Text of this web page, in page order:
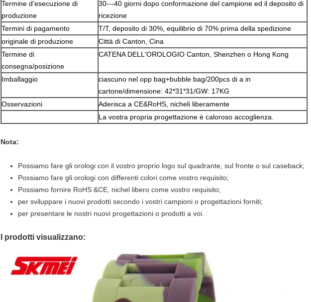
Termine d'esecuzione di
produzione
30---40 giorni dopo conformazione del campione ed il deposito di
ricezione
Termini di pagamento
T/T, deposito di 30%, equilibrio di 70% prima della spedizione
originale di produzione
Città di Canton, Cina
Termine di
consegna/posizione
CATENA DELL'OROLOGIO Canton, Shenzhen o Hong Kong
Imballaggio
ciascuno nel opp bag+bubble bag/200pcs di a in
cartone/dimensione: 42*31*31/GW: 17KG
Osservazioni
Aderisca a CE&RoHS, nicheli liberamente
La vostra propria progettazione è caloroso accoglienza.
Nota:
Possiamo fare gli orologi con il vostro proprio logo sul quadrante, sul fronte o sul caseback;
Possiamo fare gli orologi con differenti colori come vostro requisito;
Possiamo fornire RoHS &CE, nichel libero come vostro requisito;
per sviluppare i nuovi prodotti secondo i vostri campioni o progettazioni forniti;
per presentare le nostri nuovi progettazioni o prodotti a voi.
I prodotti visualizzano: